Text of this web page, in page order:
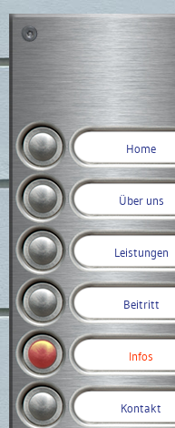
Home
Über uns
Leistungen
Beitritt
Infos
Kontakt